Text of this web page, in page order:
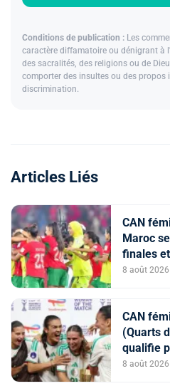
Conditions de publication : Les
caractère diffamatoire ou dénigrant à
des sacralités, des religions ou de
comporter des insultes ou des propos
discrimination.
Articles Liés
CAN
Maroc
finales
sa
8 août
CAN
(Quarts
qualifie
battant la
8 août